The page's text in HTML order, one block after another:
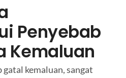
Penyebab
Kemaluan
kemaluan, sangat